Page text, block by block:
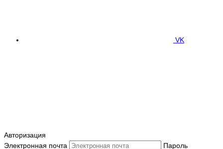
VK
Авторизация
Электронная почта
Пароль